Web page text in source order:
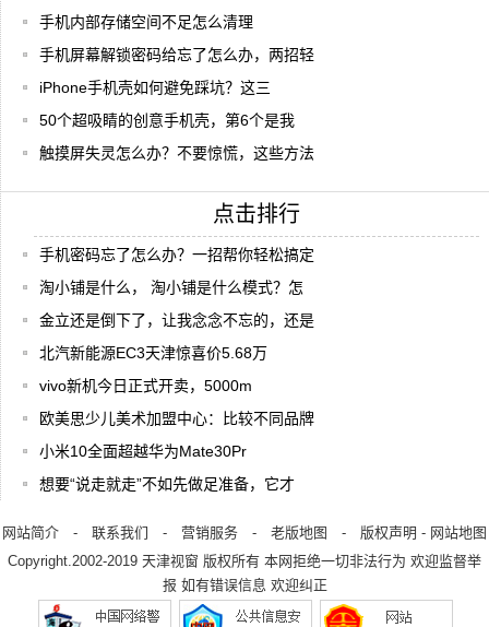
手机内部存储空间不足怎么清理
手机屏幕解锁密码给忘了怎么办，两招轻
iPhone手机壳如何避免踩坑？这三
50个超吸睛的创意手机壳，第6个是我
触摸屏失灵怎么办？不要惊慌，这些方法
点击排行
手机密码忘了怎么办？一招帮你轻松搞定
淘小铺是什么， 淘小铺是什么模式？怎
金立还是倒下了，让我念念不忘的，还是
北汽新能源EC3天津惊喜价5.68万
vivo新机今日正式开卖，5000m
欧美思少儿美术加盟中心：比较不同品牌
小米10全面超越华为Mate30Pr
想要“说走就走”不如先做足准备，它才
网站简介 - 联系我们 - 营销服务 - 老版地图 - 版权声明 - 网站地图
Copyright.2002-2019 天津视窗 版权所有 本网拒绝一切非法行为 欢迎监督举
报 如有错误信息 欢迎纠正